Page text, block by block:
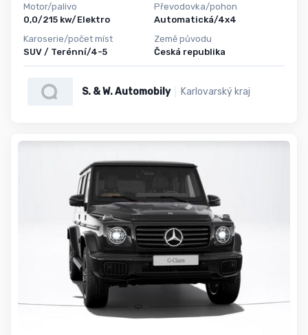
Motor/palivo
0,0/215 kw/Elektro
Karoserie/počet míst
SUV / Terénní/4-5
Převodovka/pohon
Automatická/4x4
Země původu
Česká republika
S. & W. Automobily Karlovarský kraj